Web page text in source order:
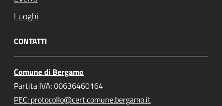
Luoghi
CONTATTI
Comune di Bergamo
Partita IVA: 00636460164
PEC: protocollo@cert.comune.bergamo.it